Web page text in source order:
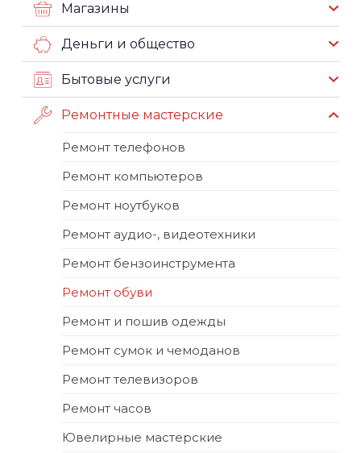
Магазины
Деньги и общество
Бытовые услуги
Ремонтные мастерские
Ремонт телефонов
Ремонт компьютеров
Ремонт ноутбуков
Ремонт аудио-, видеотехники
Ремонт бензоинструмента
Ремонт обуви
Ремонт и пошив одежды
Ремонт сумок и чемоданов
Ремонт телевизоров
Ремонт часов
Ювелирные мастерские